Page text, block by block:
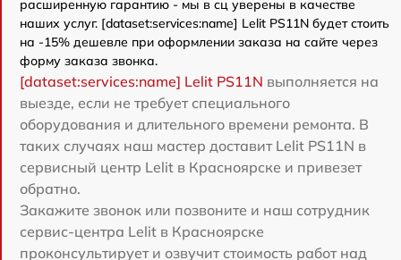
расширенную гарантию - мы в сц уверены в качестве
наших услуг. [dataset:services:name] Lelit PS11N будет стоить
на -15% дешевле при оформлении заказа на сайте через
форму заказа звонка.
[dataset:services:name] Lelit PS11N выполняется на
выезде, если не требует специального
оборудования и длительного времени ремонта. В
таких случаях наш мастер доставит Lelit PS11N в
сервисный центр Lelit в Красноярске и привезет
обратно.
Закажите звонок или позвоните и наш сотрудник
сервис-центра Lelit в Красноярске
проконсультирует и озвучит стоимость работ над